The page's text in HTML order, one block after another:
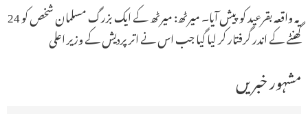
یہ واقعہ بقرعید کو پیش آیا۔ میرٹھ: میرٹھ کے ایک بزرگ مسلمان شخص کو 24
گھنٹے کے اندر گرفتار کر لیا گیا جب اس نے اتر پردیش کے وزیر اعلی
مشہور خبریں